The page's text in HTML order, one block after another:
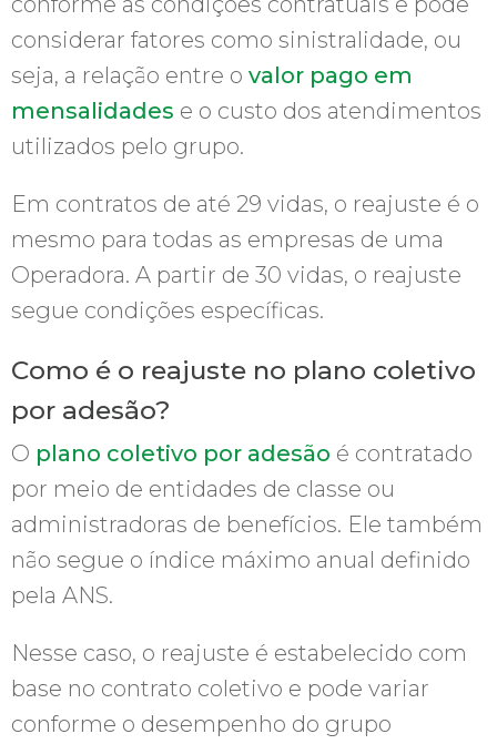
considerar fatores como sinistralidade, ou
seja, a relação entre o valor pago em
mensalidades e o custo dos atendimentos
utilizados pelo grupo.
Em contratos de até 29 vidas, o reajuste é o
mesmo para todas as empresas de uma
Operadora. A partir de 30 vidas, o reajuste
segue condições específicas.
Como é o reajuste no plano coletivo
por adesão?
O plano coletivo por adesão é contratado
por meio de entidades de classe ou
administradoras de benefícios. Ele também
não segue o índice máximo anual definido
pela ANS.
Nesse caso, o reajuste é estabelecido com
base no contrato coletivo e pode variar
conforme o desempenho do grupo